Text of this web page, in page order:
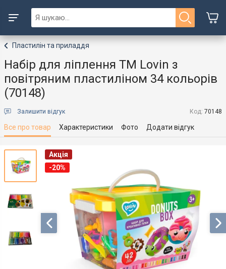
Пластилін та приладдя
Набір для ліплення ТМ Lovin з
повітряним пластиліном 34 кольорів
(70148)
Залишити відгук Код: 70148
Все про товар Характеристики Фото Додати відгук
Акція
-20%
Акція
-20%
Акція
-20%